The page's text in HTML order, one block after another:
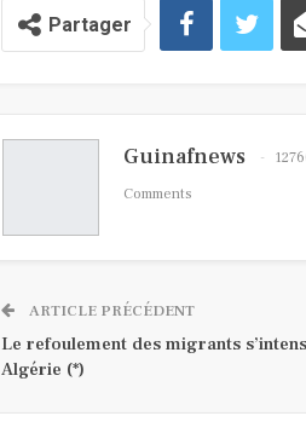
Partager
Guinafnews
Comments
ARTICLE PRÉCÉDENT
Le refoulement des migrants
Algérie (*)